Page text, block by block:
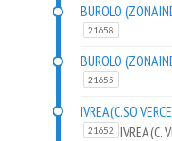
BUROLO (ZONA
21658
BUROLO (ZONA
21655
IVREA (C.SO
21652
IVREA (C.